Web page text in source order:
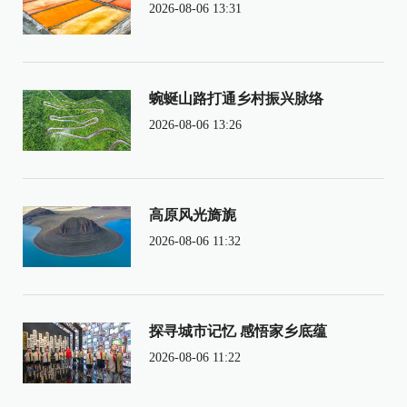
2026-08-06 13:31
蜿蜒山路打通乡村振兴脉络
2026-08-06 13:26
高原风光旖旎
2026-08-06 11:32
探寻城市记忆 感悟家乡底蕴
2026-08-06 11:22